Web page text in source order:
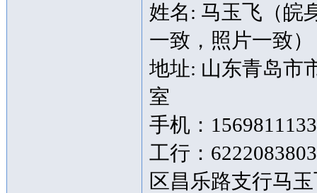
姓名: 马玉飞（皖
一致，照片一致）
地址: 山东青岛市
室
手机：
工行：
区昌乐路支行马